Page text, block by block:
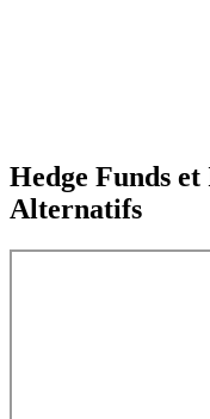
Hedge Funds et
Alternatifs